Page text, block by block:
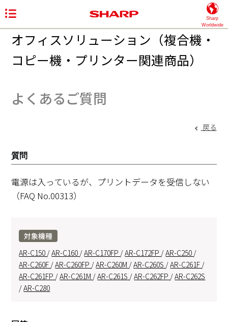
Sharp
Worldwide
オフィスソリューション（複合機・
コピー機・プリンター関連商品）
よくあるご質問
戻る
質問
電源は入っているが、プリントデータを受信しない
（FAQ No.00313）
対象機種
AR-C150 /AR-C160 /AR-C170FP /AR-C172FP /AR-C250 /
AR-C260F /AR-C260FP /AR-C260M /AR-C260S /AR-C261F /
AR-C261FP /AR-C261M /AR-C261S /AR-C262FP /AR-C262S
/AR-C280